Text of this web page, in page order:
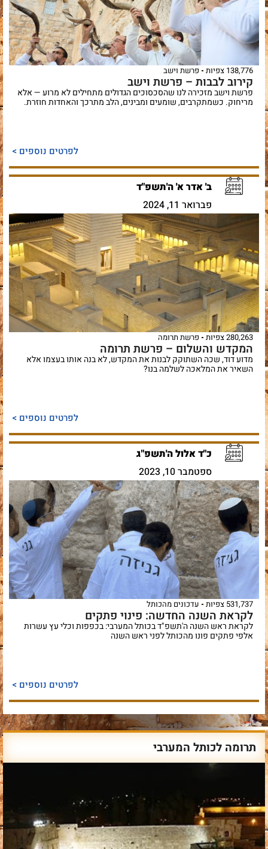
138,776 צפיות פרשת וישב
קירוב לבבות – פרשת וישב
פרשת וישב מזכירה לנו שהסכסוכים הגדולים מתחילים לא מרוע — אלא
מריחוק. כשמתקרבים, שומעים ומבינים, הלב מתרכך והאחדות חוזרת.
לפרטים נוספים >
ב' אדר א' ה'תשפ"ד
פברואר 11, 2024
280,263 צפיות פרשת תרומה
המקדש והשלום – פרשת תרומה
מדוע דוד, שכה השתוקק לבנות את המקדש, לא בנה אותו בעצמו אלא
השאיר את המלאכה לשלמה בנו?
לפרטים נוספים >
כ"ד אלול ה'תשפ"ג
ספטמבר 10, 2023
531,737 צפיות עדכונים מהכותל
לקראת השנה החדשה: פינוי פתקים
לקראת ראש השנה ה'תשפ"ד בכותל המערבי: בכפפות וכלי עץ עשרות
אלפי פתקים פונו מהכותל לפני ראש השנה
לפרטים נוספים >
תרומה לכותל המערבי